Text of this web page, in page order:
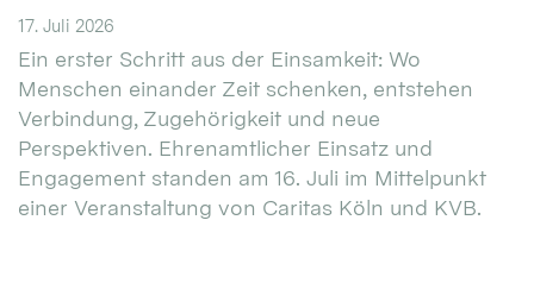
17. Juli 2026
Ein erster Schritt aus der Einsamkeit: Wo
Menschen einander Zeit schenken, entstehen
Verbindung, Zugehörigkeit und neue
Perspektiven. Ehrenamtlicher Einsatz und
Engagement standen am 16. Juli im Mittelpunkt
einer Veranstaltung von Caritas Köln und KVB.